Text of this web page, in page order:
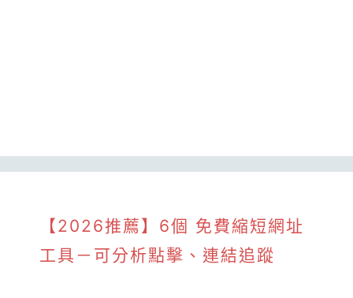
【2026推薦】6個 免費縮短網址
工具－可分析點擊、連結追蹤